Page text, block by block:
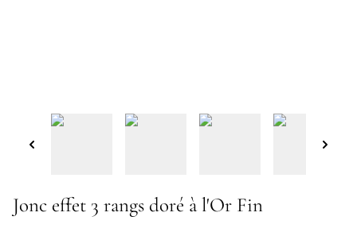
Jonc effet 3 rangs doré à l'Or Fin